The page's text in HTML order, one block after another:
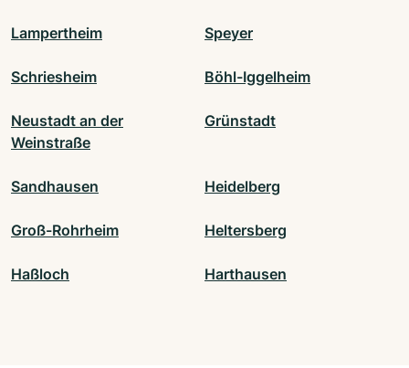
Lampertheim Speyer
Schriesheim Böhl-Iggelheim
Neustadt an der
Weinstraße
Grünstadt
Sandhausen Heidelberg
Groß-Rohrheim Heltersberg
Haßloch Harthausen